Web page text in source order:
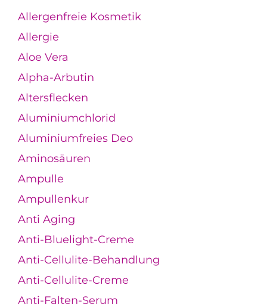
Allergenfreie Kosmetik
Allergie
Aloe Vera
Alpha-Arbutin
Altersflecken
Aluminiumchlorid
Aluminiumfreies Deo
Aminosäuren
Ampulle
Ampullenkur
Anti Aging
Anti-Bluelight-Creme
Anti-Cellulite-Behandlung
Anti-Cellulite-Creme
Anti-Falten-Serum